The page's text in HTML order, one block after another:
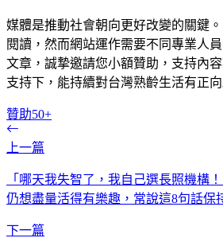
媒體是推動社會朝向更好改變的關鍵
閱讀，然而網站運作需要不同專業人
文章，誠摯邀請您小額贊助，支持內
支持下，能持續對台灣熟齡生活有正
贊助50+
上一篇
「哪天我失智了，我自己選長照機構
仍想盡量活得有樂趣，常說這8句話保
下一篇